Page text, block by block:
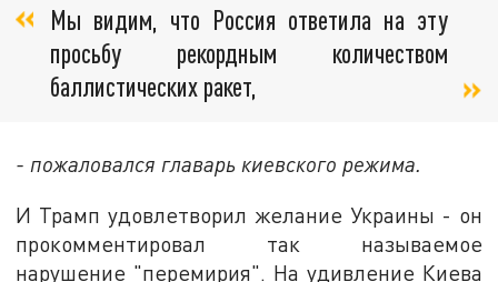
Мы видим, что Россия ответила на эту
просьбу рекордным количеством
баллистических ракет,
- пожаловался главарь киевского режима.
И Трамп удовлетворил желание Украины - он
прокомментировал так называемое
нарушение "перемирия". На удивление Киева